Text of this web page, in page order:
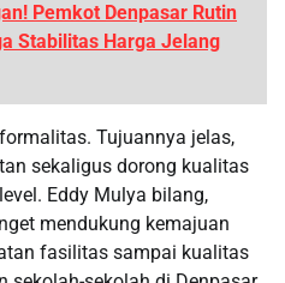
Pemkot Denpasar Rutin
Stabilitas Harga Jelang
Tujuannya jelas,
sekaligus dorong kualitas
Eddy Mulya bilang,
mendukung kemajuan
fasilitas sampai kualitas